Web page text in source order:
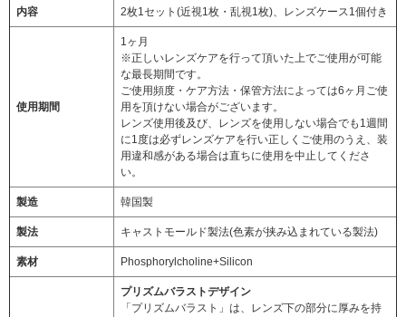
内容 2枚1セット(近視1枚・乱視1枚)、レンズケース1個付き
使用期間
1ヶ月
※正しいレンズケアを行って頂いた上でご使用が可能
な最長期間です。
ご使用頻度・ケア方法・保管方法によっては6ヶ月ご使
用を頂けない場合がございます。
レンズ使用後及び、レンズを使用しない場合でも1週間
に1度は必ずレンズケアを行い正しくご使用のうえ、装
用違和感がある場合は直ちに使用を中止してくださ
い。
製造 韓国製
製法 キャストモールド製法(色素が挟み込まれている製法)
素材 Phosphorylcholine+Silicon
プリズムバラストデザイン
「プリズムバラスト」は、レンズ下の部分に厚みを持